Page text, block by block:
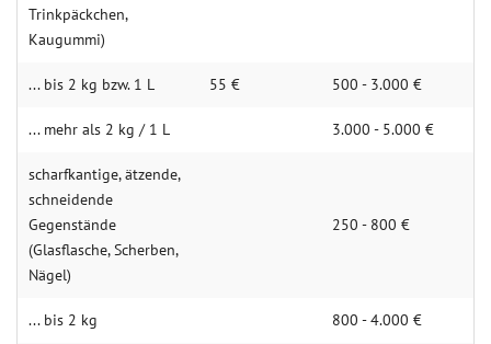
Trinkpäckchen,
Kaugummi)
... bis 2 kg bzw. 1 L 55 € 500 - 3.000 €
... mehr als 2 kg / 1 L 3.000 - 5.000 €
scharfkantige, ätzende,
schneidende
Gegenstände
(Glasflasche, Scherben,
Nägel)
250 - 800 €
... bis 2 kg 800 - 4.000 €